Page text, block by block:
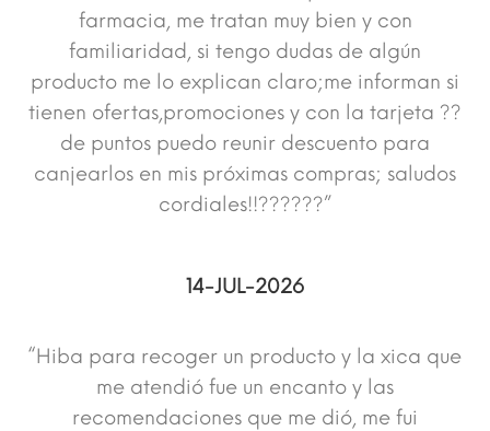
farmacia, me tratan muy bien y con
familiaridad, si tengo dudas de algún
producto me lo explican claro;me informan si
tienen ofertas,promociones y con la tarjeta ??
de puntos puedo reunir descuento para
canjearlos en mis próximas compras; saludos
cordiales!!??????”
14-JUL-2026
“Hiba para recoger un producto y la xica que
me atendió fue un encanto y las
recomendaciones que me dió, me fui